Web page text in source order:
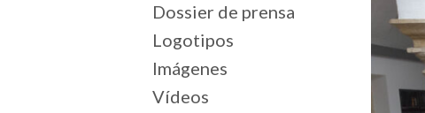
Dossier de prensa
Logotipos
Imágenes
Vídeos